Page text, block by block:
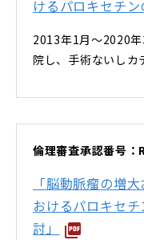
けるパロキセチ
2013年1月～2020
院し、手術ないしカ
倫理審査承認番号：
「脳動脈瘤の増
おけるパロキセ
討」